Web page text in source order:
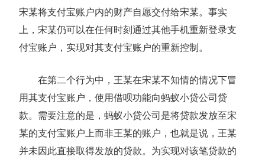
宋某将支付宝账户内的财产自愿交付给宋某。事实
上，宋某仍可以在任何时刻通过其他手机重新登录支
付宝账户，实现对其支付宝账户的重新控制。
在第二个行为中，王某在宋某不知情的情况下冒
用其支付宝账户，使用借呗功能向蚂蚁小贷公司贷
款。需要注意的是，蚂蚁小贷公司是将贷款发放至宋
某的支付宝账户上而非王某的账户，也就是说，王某
并未因此直接取得发放的贷款。为实现对该笔贷款的